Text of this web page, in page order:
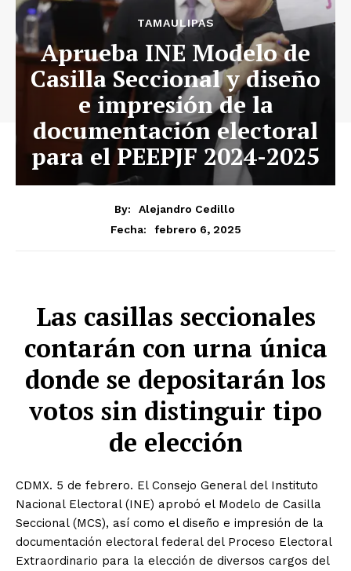
TAMAULIPAS
Aprueba INE Modelo de
Casilla Seccional y diseño
e impresión de la
documentación electoral
para el PEEPJF 2024-2025
By:
Alejandro Cedillo
Fecha:
febrero 6, 2025
Las casillas seccionales
contarán con urna única
donde se depositarán los
votos sin distinguir tipo
de elección
CDMX. 5 de febrero. El Consejo General del Instituto
Nacional Electoral (INE) aprobó el Modelo de Casilla
Seccional (MCS), así como el diseño e impresión de la
documentación electoral federal del Proceso Electoral
Extraordinario para la elección de diversos cargos del